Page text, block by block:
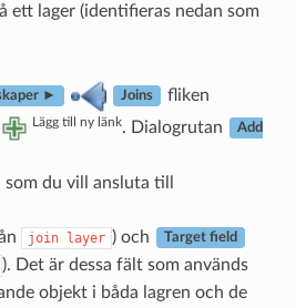
ett lager (identifieras nedan som
► Joins
fliken
Lägg till ny länk. Dialogrutan Add
som du vill ansluta till
join layer ) och Target field
). Det är dessa fält som används
objekt i båda lagren och de